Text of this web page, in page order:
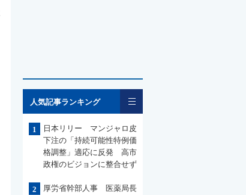
人気記事ランキング
1
日本リリー マンジャロ皮
下注の「持続可能性特例価
格調整」適応に反発 高市
政権のビジョンに整合せず
2
厚労省幹部人事 医薬局長